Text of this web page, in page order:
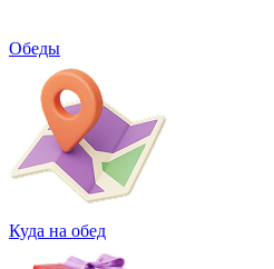
Обеды
Куда на обед